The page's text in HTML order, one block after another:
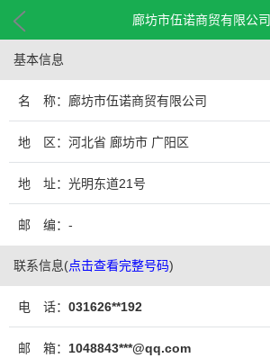
廊坊市伍诺商贸有限公司
基本信息
名 称：廊坊市伍诺商贸有限公司
地 区：河北省 廊坊市 广阳区
地 址：光明东道21号
邮 编：-
联系信息(点击查看完整号码)
电 话： 031626**192
邮 箱： 1048843***@qq.com